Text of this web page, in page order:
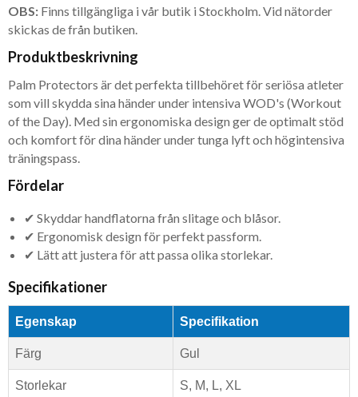
OBS: Finns tillgängliga i vår butik i Stockholm. Vid nätorder
skickas de från butiken.
Produktbeskrivning
Palm Protectors är det perfekta tillbehöret för seriösa atleter
som vill skydda sina händer under intensiva WOD's (Workout
of the Day). Med sin ergonomiska design ger de optimalt stöd
och komfort för dina händer under tunga lyft och högintensiva
träningspass.
Fördelar
✔ Skyddar handflatorna från slitage och blåsor.
✔ Ergonomisk design för perfekt passform.
✔ Lätt att justera för att passa olika storlekar.
Specifikationer
Egenskap Specifikation
Färg Gul
Storlekar S, M, L, XL